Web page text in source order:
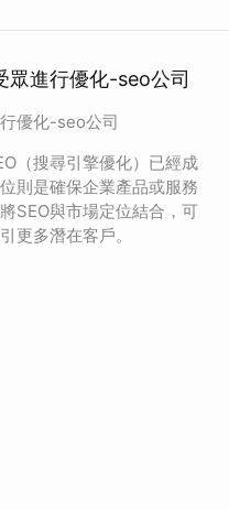
眾進行優化-seo公司
優化-seo公司
（搜尋引擎優化）已經成
則是確保企業產品或服務
SEO與市場定位結合，可
更多潛在客戶。